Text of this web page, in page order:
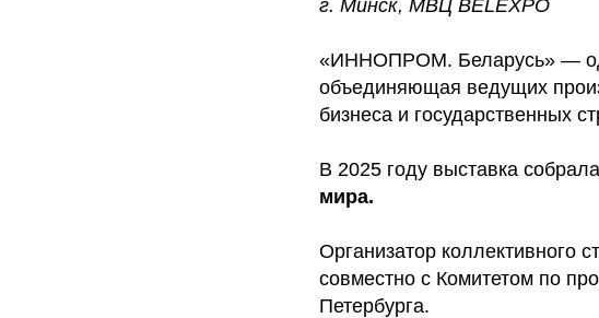
г. Минск, МВЦ BELEXPO
«ИННОПРОМ. Беларусь» —
объединяющая ведущих
бизнеса и государственных
В 2025 году выставка
мира.
Организатор коллективного
совместно с Комитетом по
Петербурга.